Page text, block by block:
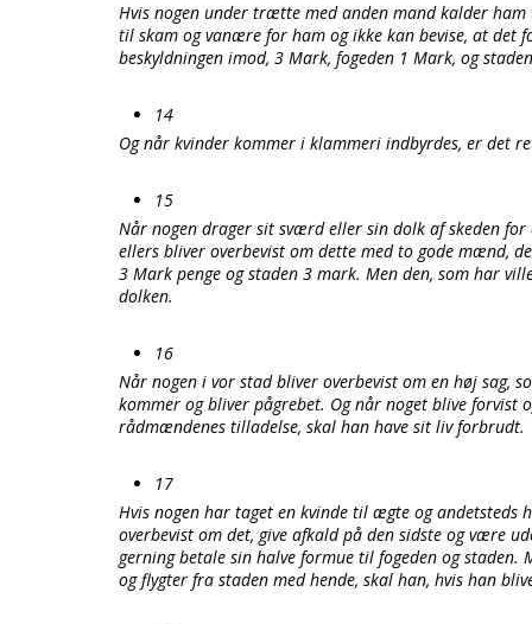
Hvis nogen under trætte med anden mand kalder
til skam og vanære for ham og ikke kan bevise, at det
beskyldningen imod, 3 Mark, fogeden 1 Mark, og
14
Og når kvinder kommer i klammeri indbyrdes, er det
15
Når nogen drager sit sværd eller sin dolk af skeden
ellers bliver overbevist om dette med to gode mænd,
3 Mark penge og staden 3 mark. Men den, som har
dolken.
16
Når nogen i vor stad bliver overbevist om en høj sag,
kommer og bliver pågrebet. Og når noget blive forvist
rådmændenes tilladelse, skal han have sit liv forbrudt.
17
Hvis nogen har taget en kvinde til ægte og
overbevist om det, give afkald på den sidste og være
gerning betale sin halve formue til fogeden og
og flygter fra staden med hende, skal han, hvis han